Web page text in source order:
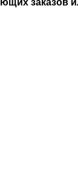
Сумма
заказов